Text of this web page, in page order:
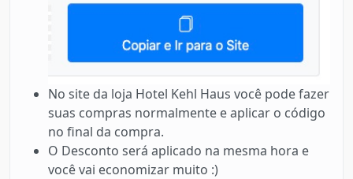
No site da loja Hotel Kehl Haus você pode fazer
suas compras normalmente e aplicar o código
no final da compra.
O Desconto será aplicado na mesma hora e
você vai economizar muito :)